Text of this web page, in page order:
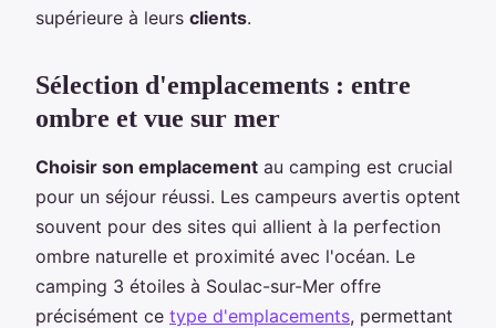
supérieure à leurs clients.
Sélection d'emplacements : entre
ombre et vue sur mer
Choisir son emplacement au camping est crucial
pour un séjour réussi. Les campeurs avertis optent
souvent pour des sites qui allient à la perfection
ombre naturelle et proximité avec l'océan. Le
camping 3 étoiles à Soulac-sur-Mer offre
précisément ce type d'emplacements, permettant